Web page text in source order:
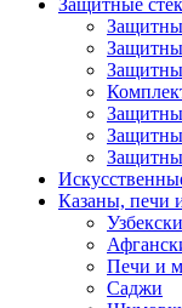
Казаны, печи
Печи и
Саджи